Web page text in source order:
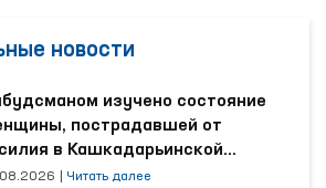
новости
изучено состояние
пострадавшей от
в Кашкадарьинской
Читать далее